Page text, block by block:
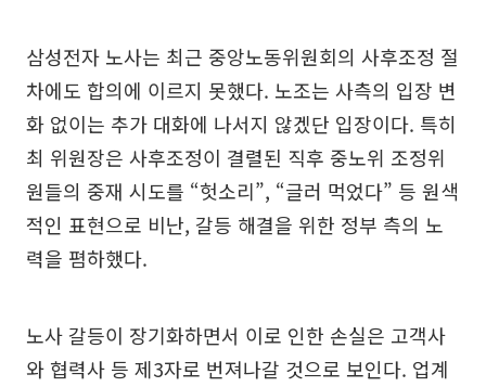
삼성전자 노사는 최근 중앙노동위원회의 사후조정 절
차에도 합의에 이르지 못했다. 노조는 사측의 입장 변
화 없이는 추가 대화에 나서지 않겠단 입장이다. 특히
최 위원장은 사후조정이 결렬된 직후 중노위 조정위
원들의 중재 시도를 “헛소리”, “글러 먹었다” 등 원색
적인 표현으로 비난, 갈등 해결을 위한 정부 측의 노
력을 폄하했다.
노사 갈등이 장기화하면서 이로 인한 손실은 고객사
와 협력사 등 제3자로 번져나갈 것으로 보인다. 업계